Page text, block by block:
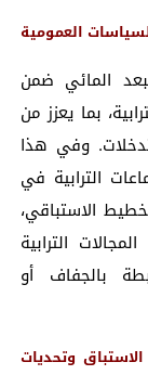
العمومية
المائي ضمن
بما يعزز من
وفي هذا
الترابية في
الاستباقي،
الترابية
بالجفاف أو
وتحديات